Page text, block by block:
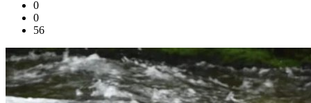
0
0
56